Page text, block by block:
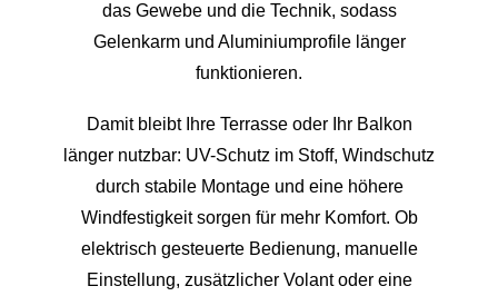
das Gewebe und die Technik, sodass
Gelenkarm und Aluminiumprofile länger
funktionieren.
Damit bleibt Ihre Terrasse oder Ihr Balkon
länger nutzbar: UV-Schutz im Stoff, Windschutz
durch stabile Montage und eine höhere
Windfestigkeit sorgen für mehr Komfort. Ob
elektrisch gesteuerte Bedienung, manuelle
Einstellung, zusätzlicher Volant oder eine